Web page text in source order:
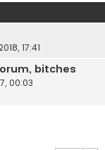
17:41
bitches
00:03